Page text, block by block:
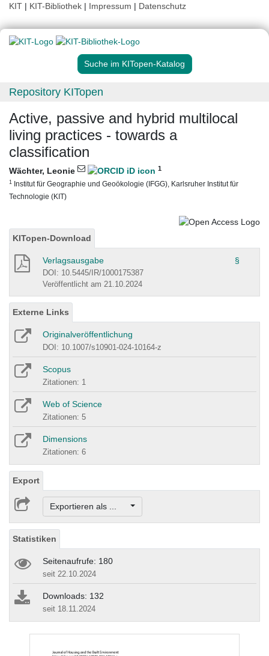
KIT | KIT-Bibliothek | Impressum | Datenschutz
Suche im KITopen-Katalog
Repository KITopen
Active, passive and hybrid multilocal
living practices - towards a
classification
Wächter, Leonie 1
1 Institut für Geographie und Geoökologie (IFGG), Karlsruher Institut für
Technologie (KIT)
KITopen-Download
Verlagsausgabe §
DOI: 10.5445/IR/1000175387
Veröffentlicht am 21.10.2024
Externe Links
Originalveröffentlichung
DOI: 10.1007/s10901-024-10164-z
Scopus
Zitationen: 1
Web of Science
Zitationen: 5
Dimensions
Zitationen: 6
Export
Exportieren als ...
Statistiken
Seitenaufrufe: 180
seit 22.10.2024
Downloads: 132
seit 18.11.2024